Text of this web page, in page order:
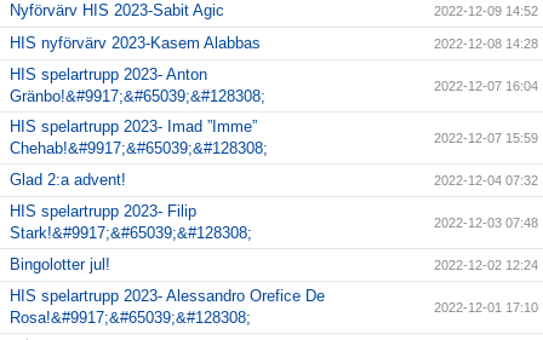
Nyförvärv HIS 2023-Sabit Agic 2022-12-09 14:52
HIS nyförvärv 2023-Kasem Alabbas 2022-12-08 14:28
HIS spelartrupp 2023- Anton
Gränbo!&#9917;&#65039;&#128308;
2022-12-07 16:04
HIS spelartrupp 2023- Imad ”Imme”
Chehab!&#9917;&#65039;&#128308;
2022-12-07 15:59
Glad 2:a advent! 2022-12-04 07:32
HIS spelartrupp 2023- Filip
Stark!&#9917;&#65039;&#128308;
2022-12-03 07:48
Bingolotter jul! 2022-12-02 12:24
HIS spelartrupp 2023- Alessandro Orefice De
Rosa!&#9917;&#65039;&#128308;
2022-12-01 17:10